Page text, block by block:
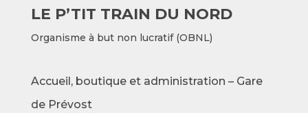
LE P’TIT TRAIN DU NORD
Organisme à but non lucratif (OBNL)
Accueil, boutique et administration – Gare
de Prévost